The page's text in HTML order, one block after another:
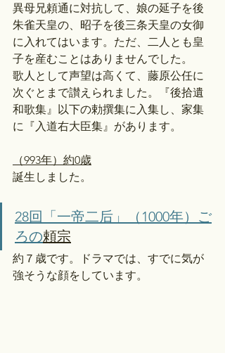
異母兄頼通に対抗して、娘の延子を後
朱雀天皇の、昭子を後三条天皇の女御
に入れてはいます。ただ、二人とも皇
子を産むことはありませんでした。
歌人として声望は高くて、藤原公任に
次ぐとまで讃えられました。『後拾遺
和歌集』以下の勅撰集に入集し、家集
に『入道右大臣集』があります。
（993年）約0歳
誕生しました。
28回「一帝二后」（1000年）ご
ろの頼宗
約７歳です。ドラマでは、すでに気が
強そうな顔をしています。